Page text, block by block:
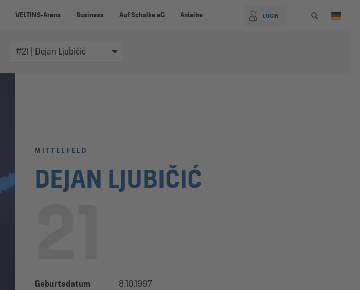
VELTINS-Arena Business Auf Schalke eG Anleihe LOGIN
MITTELFELD
DEJAN LJUBIČIĆ
Geburtsdatum 8.10.1997